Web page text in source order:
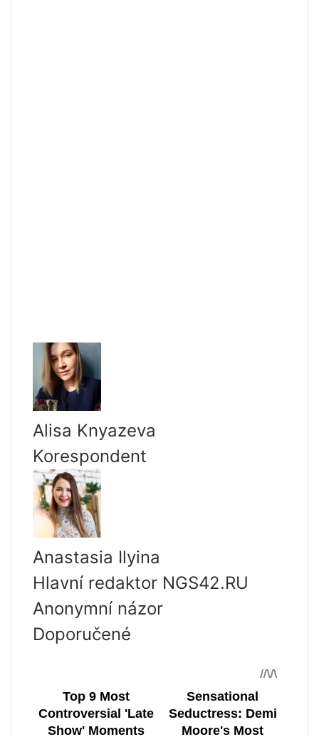
Alisa Knyazeva
Korespondent
Anastasia Ilyina
Hlavní redaktor NGS42.RU
Anonymní názor
Doporučené